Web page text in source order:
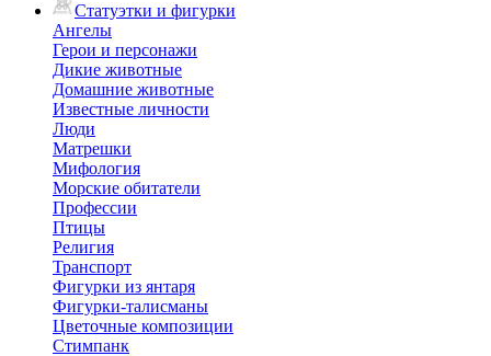
Статуэтки и фигурки
Ангелы
Герои и персонажи
Дикие животные
Домашние животные
Известные личности
Люди
Матрешки
Мифология
Морские обитатели
Профессии
Птицы
Религия
Транспорт
Фигурки из янтаря
Фигурки-талисманы
Цветочные композиции
Стимпанк